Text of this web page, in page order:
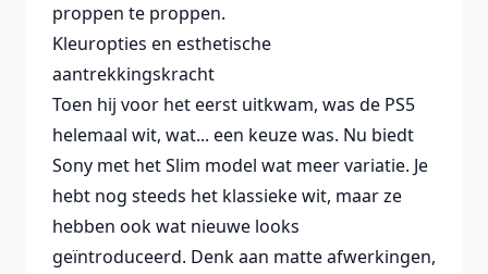
proppen te proppen.
Kleuropties en esthetische
aantrekkingskracht
Toen hij voor het eerst uitkwam, was de PS5
helemaal wit, wat... een keuze was. Nu biedt
Sony met het Slim model wat meer variatie. Je
hebt nog steeds het klassieke wit, maar ze
hebben ook wat nieuwe looks
geïntroduceerd. Denk aan matte afwerkingen,